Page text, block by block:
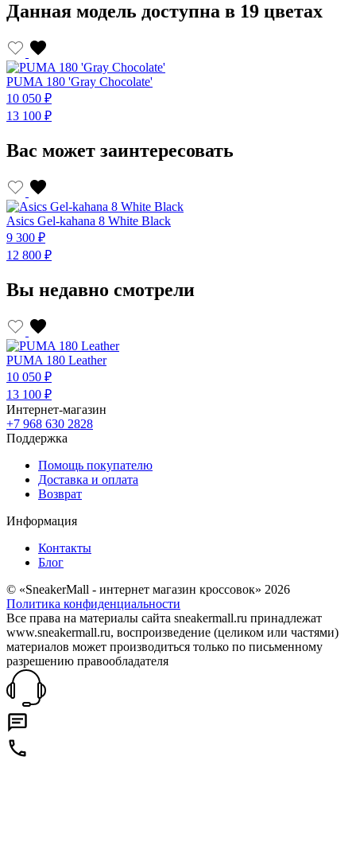
Данная модель доступна в 19 цветах
PUMA 180 'Gray Chocolate'
10 050 ₽
13 100 ₽
Вас может заинтересовать
Asics Gel-kahana 8 White Black
9 300 ₽
12 800 ₽
Вы недавно смотрели
PUMA 180 Leather
10 050 ₽
13 100 ₽
Интернет-магазин
+7 968 630 2828
Поддержка
Помощь покупателю
Доставка и оплата
Возврат
Информация
Контакты
Блог
© «SneakerMall - интернет магазин кроссовок» 2026
Политика конфиденциальности
Все права на материалы сайта sneakermall.ru принадлежат
www.sneakermall.ru, воспроизведение (целиком или частями)
материалов может производиться только по письменному
разрешению правообладателя